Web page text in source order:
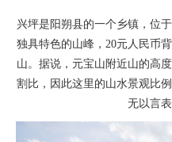
兴坪是阳朔县的一个乡镇，位
独具特色的山峰，20元人民币
山。据说，元宝山附近山的高
割比，因此这里的山水景观比
无以言表